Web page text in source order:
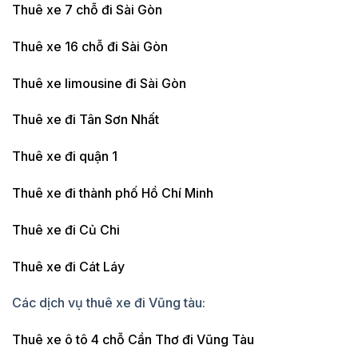
Thuê xe 7 chỗ đi Sài Gòn
Thuê xe 16 chỗ đi Sài Gòn
Thuê xe limousine đi Sài Gòn
Thuê xe đi Tân Sơn Nhất
Thuê xe đi quận 1
Thuê xe đi thành phố Hồ Chí Minh
Thuê xe đi Củ Chi
Thuê xe đi Cát Láy
Các dịch vụ thuê xe đi Vũng tàu:
Thuê xe ô tô 4 chỗ Cần Thơ đi Vũng Tàu